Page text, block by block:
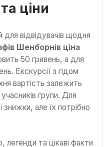
ціни
відвідувачів щодня
Шенборнів ціна
50 гривень, а для
Екскурсії з гідом
вартість залежить
учасників групи. Для
знижки, але їх потрібно
легенди та цікаві факти